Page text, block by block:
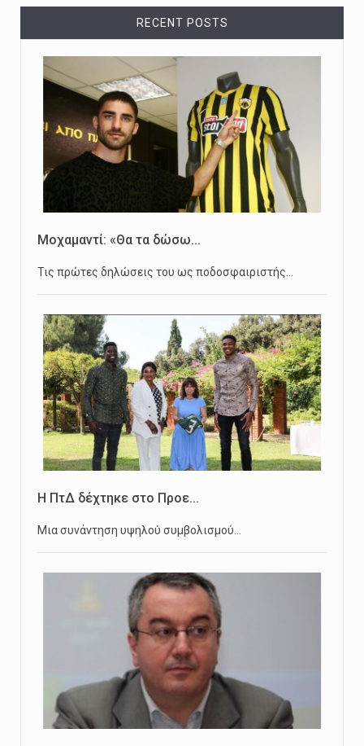
RECENT POSTS
Μοχαμαντί: «Θα τα δώσω...
Τις πρώτες δηλώσεις του ως ποδοσφαιριστής…
Η ΠτΔ δέχτηκε στο Προε...
Μια συνάντηση υψηλού συμβολισμού…